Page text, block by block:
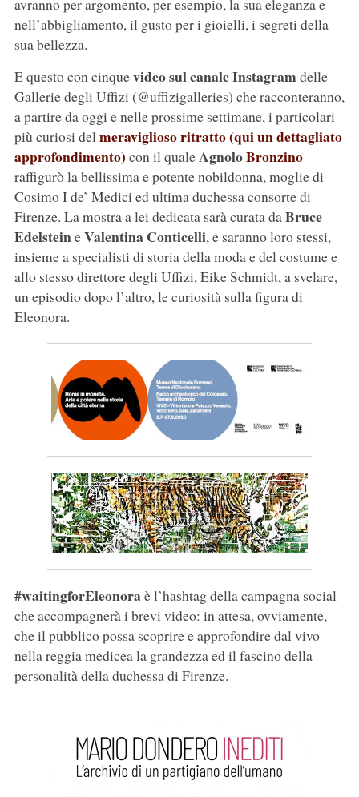
avranno per argomento, per esempio, la sua eleganza e
nell’abbigliamento, il gusto per i gioielli, i segreti della
sua bellezza.
E questo con cinquevideo sul canale Instagramdelle
Gallerie degli Uffizi (@uffizigalleries) che racconteranno,
a partire da oggi e nelle prossime settimane, i particolari
più curiosi delmeraviglioso ritratto (qui un dettagliato
approfondimento) con il qualeAgnoloBronzino
raffigurò la bellissima e potente nobildonna, moglie di
Cosimo I de’ Medici ed ultima duchessa consorte di
Firenze. La mostra a lei dedicata sarà curata daBruce
EdelsteineValentina Conticelli, e saranno loro stessi,
insieme a specialisti di storia della moda e del costume e
allo stesso direttore degli Uffizi, Eike Schmidt, a svelare,
un episodio dopo l’altro, le curiosità sulla figura di
Eleonora.
#waitingforEleonoraè l’hashtag della campagna social
che accompagnerà i brevi video: in attesa, ovviamente,
che il pubblico possa scoprire e approfondire dal vivo
nella reggia medicea la grandezza ed il fascino della
personalità della duchessa di Firenze.